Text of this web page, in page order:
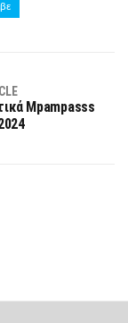
Mpampasss